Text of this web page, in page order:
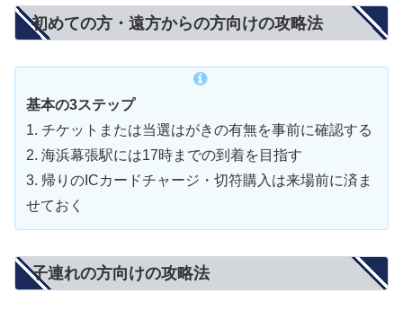
初めての方・遠方からの方向けの攻略法
基本の3ステップ
1. チケットまたは当選はがきの有無を事前に確認する
2. 海浜幕張駅には17時までの到着を目指す
3. 帰りのICカードチャージ・切符購入は来場前に済ま
せておく
子連れの方向けの攻略法